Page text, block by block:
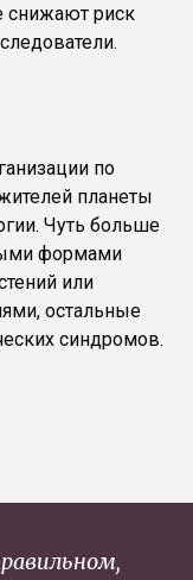
снижают риск
по
планеты
Чуть больше
формами
или
остальные
синдромов.